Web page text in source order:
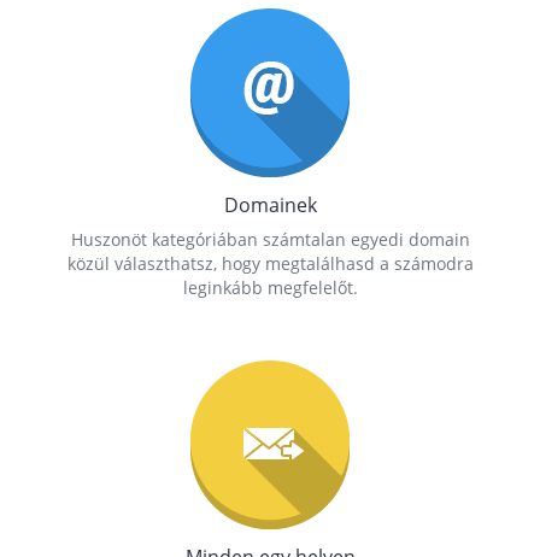
Domainek
Huszonöt kategóriában számtalan egyedi domain
közül választhatsz, hogy megtalálhasd a számodra
leginkább megfelelőt.